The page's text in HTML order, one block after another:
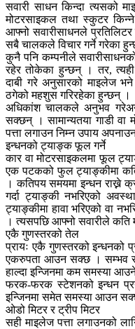
सवारी साधन किन्दा त्यसको
मोटरसाइकल तथा स्कुटर किन्ने
आफ्नो सवारीसाधनले
सबै चालकले विचार गर्ने गरेका
कुनै पनि कम्पनीले
रहेर तोकेका हुन्छन् । तर, त्यही
दाबी गरे अनुसारको माइलेज
ठगेको महशुस गरिरहेका हुन्छन् ।
अधिकांश चालकले अनुभव
सक्छन् । सामान्यतया गाडी वा
पत्ता लगाउन निम्न उपाय
इन्धनको ट्याङ्क फूल गर्ने
कार वा मोटरसाइकलमा फूल
एक पटकको फुल ट्याङ्कीमा
। कतिपय समयमा इन्धन राख्ने
गर्दा ट्याङ्की नभरिएको
ट्याङ्कीमा हावा भरिएको वा
। त्यसपछि आफ्नो सवारीले कति
एकै गुणस्तरको तेल
प्रायः एकै गुणस्तरको इन्धनको
एकरुपता आउन सक्छ । सम्भव
हाल्दा इन्जिनमा कम समस्या
फरक-फरक स्टेशनको इन्धन
इन्जिनमा समेत समस्या आउन
ओडो मिटर र ट्रीप मिटर
सही माइलेज पत्ता लगाउनको